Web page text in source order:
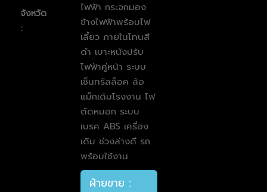
จังหวัด
:
ไฟฟ้า กระจกมอง
ข้างไฟฟ้าพร้อมไฟ
เลี้ยว ภายในโทนสี
ดำ เบาะหนังปรับ
ไฟฟ้าคู่หน้า ระบบ
เซ็นทรัลล็อค ล้อ
แม็กเดิมโรงงาน ไฟ
ตัดหมอก ระบบ
เบรค ABS เครื่อง
เดิม ช่วงล่างดี รถ
พร้อมใช้งาน
ฝ่ายขาย :